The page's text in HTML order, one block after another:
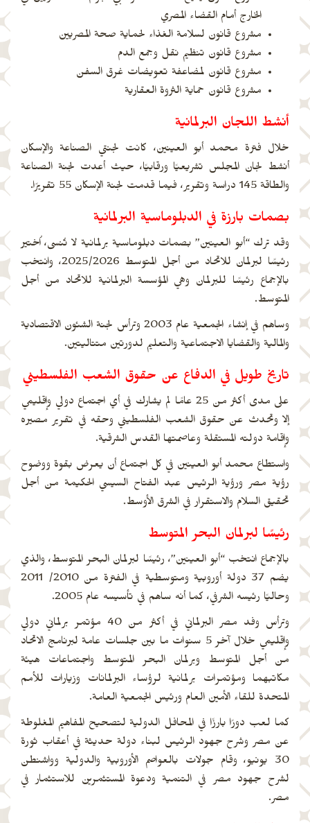
الخارج أمام القضاء المصري
مشروع قانون لسلامة الغذاء لحماية صحة المصريين
مشروع قانون تنظيم نقل وجمع الدم
مشروع قانون لمضاعفة تعويضات غرق السفن
مشروع قانون حماية الثروة العقارية
أنشط اللجان البرلمانية
خلال فترة محمد أبو العينين، كانت لجنتي الصناعة والإسكان
أنشط لجان المجلس تشريعيًا ورقابيًا، حيث أعدت لجنة الصناعة
والطاقة 145 دراسة وتقرير، فيما قدمت لجنة الإسكان 55 تقريرًا.
بصمات بارزة في الدبلوماسية البرلمانية
وقد ترك “أبو العينين” بصمات دبلوماسية برلمانية لا تُنسى، اُختير
رئيسًا لبرلمان للاتحاد من أجل المتوسط 2025/2026، وانتخب
بالإجماع رئيسًا للبرلمان وهي المؤسسة البرلمانية للاتحاد من أجل
المتوسط.
وساهم في إنشاء الجمعية عام 2003 وترأس لجنة الشئون الاقتصادية
والمالية والقضايا الاجتماعية والتعليم لدورتين متتاليتين.
تاريخ طويل في الدفاع عن حقوق الشعب الفلسطيني
على مدى أكثر من 25 عامًا لم يشارك في أي اجتماع دولي وإقليمي
إلا وتحدث عن حقوق الشعب الفلسطيني وحقه في تقرير مصيره
وإقامة دولته المستقلة وعاصمتها القدس الشرقية.
واستطاع محمد أبو العينين في كل اجتماع أن يعرض بقوة ووضوح
رؤية مصر ورؤية الرئيس عبد الفتاح السيسي الحكيمة من أجل
تحقيق السلام والاستقرار في الشرق الأوسط.
رئيسًا لبرلمان البحر المتوسط
بالإجماع انتخب “أبو العينين”، رئيسًا لبرلمان البحر المتوسط، والذي
يضم 37 دولة أوروبية ومتوسطية في الفترة من 2010/ 2011
وحاليًا رئيسه الشرفي، كما أنه ساهم في تأسيسه عام 2005.
وترأس وفد مصر البرلماني في أكثر من 40 مؤتمر برلماني دولي
وإقليمي خلال آخر 5 سنوات ما بين جلسات عامة لبرنامج الاتحاد
من أجل المتوسط وبرلمان البحر المتوسط واجتماعات هيئة
مكاتبهما ومؤتمرات برلمانية لرؤساء البرلمانات وزيارات للأمم
المتحدة للقاء الأمين العام ورئيس الجمعية العامة.
كما لعب دورًا بارزًا في المحافل الدولية لتصحيح المفاهيم المغلوطة
عن مصر وشرح جهود الرئيس لبناء دولة حديثة في أعقاب ثورة
30 يونيو، وقام جولات بالعواصم الأوروبية والدولية وواشنطن
لشرح جهود مصر في التنمية ودعوة المستثمرين للاستثمار في
مصر.